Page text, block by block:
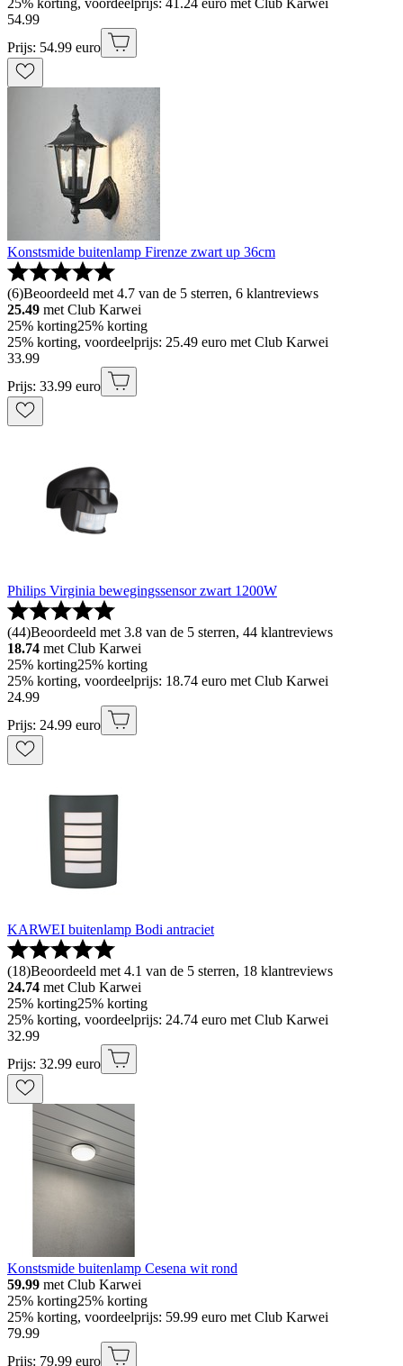
25% korting, voordeelprijs: 41.24 euro met Club Karwei
54.99
Prijs: 54.99 euro
Konstsmide buitenlamp Firenze zwart up 36cm
(6)Beoordeeld met 4.7 van de 5 sterren, 6 klantreviews
25.49 met Club Karwei
25% korting25% korting
25% korting, voordeelprijs: 25.49 euro met Club Karwei
33.99
Prijs: 33.99 euro
Philips Virginia bewegingssensor zwart 1200W
(44)Beoordeeld met 3.8 van de 5 sterren, 44 klantreviews
18.74 met Club Karwei
25% korting25% korting
25% korting, voordeelprijs: 18.74 euro met Club Karwei
24.99
Prijs: 24.99 euro
KARWEI buitenlamp Bodi antraciet
(18)Beoordeeld met 4.1 van de 5 sterren, 18 klantreviews
24.74 met Club Karwei
25% korting25% korting
25% korting, voordeelprijs: 24.74 euro met Club Karwei
32.99
Prijs: 32.99 euro
Konstsmide buitenlamp Cesena wit rond
59.99 met Club Karwei
25% korting25% korting
25% korting, voordeelprijs: 59.99 euro met Club Karwei
79.99
Prijs: 79.99 euro